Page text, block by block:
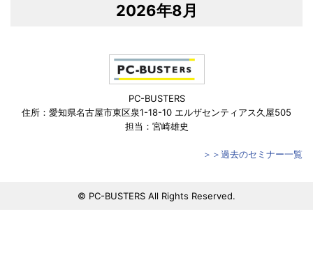
2026年8月
PC-BUSTERS
住所：愛知県名古屋市東区泉1-18-10 エルザセンティアス久屋505
担当：宮崎雄史
＞＞過去のセミナー一覧
© PC-BUSTERS All Rights Reserved.